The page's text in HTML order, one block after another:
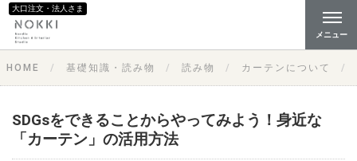
大口注文・法人さま
メニュー
HOME 基礎知識・読み物 読み物 カーテンについて
SDGsをできることからやってみよう！身近な
「カーテン」の活用方法